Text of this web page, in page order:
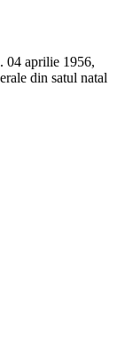
04 aprilie 1956,
din satul natal